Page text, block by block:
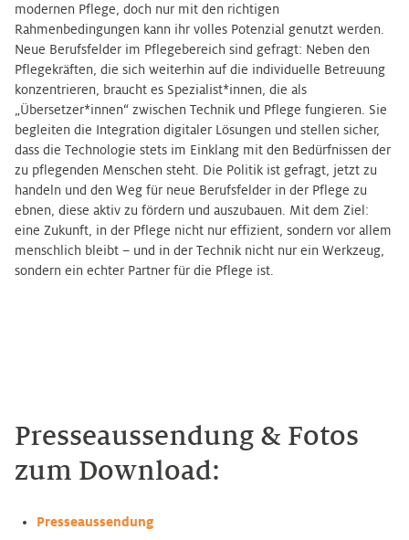
modernen Pflege, doch nur mit den richtigen
Rahmenbedingungen kann ihr volles Potenzial genutzt werden.
Neue Berufsfelder im Pflegebereich sind gefragt: Neben den
Pflegekräften, die sich weiterhin auf die individuelle Betreuung
konzentrieren, braucht es Spezialist*innen, die als
„Übersetzer*innen“ zwischen Technik und Pflege fungieren. Sie
begleiten die Integration digitaler Lösungen und stellen sicher,
dass die Technologie stets im Einklang mit den Bedürfnissen der
zu pflegenden Menschen steht. Die Politik ist gefragt, jetzt zu
handeln und den Weg für neue Berufsfelder in der Pflege zu
ebnen, diese aktiv zu fördern und auszubauen. Mit dem Ziel:
eine Zukunft, in der Pflege nicht nur effizient, sondern vor allem
menschlich bleibt – und in der Technik nicht nur ein Werkzeug,
sondern ein echter Partner für die Pflege ist.
Presseaussendung & Fotos
zum Download:
Presseaussendung